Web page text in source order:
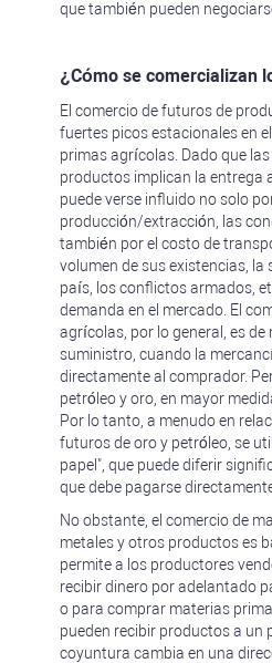
que también pueden
¿Cómo se comercializan
El comercio de futuros de
fuertes picos estacionales en
primas agrícolas. Dado que
productos implican la entrega
puede verse influido no solo
producción/extracción, las
también por el costo de
volumen de sus existencias, la
país, los conflictos armados,
demanda en el mercado. El
agrícolas, por lo general, es de
suministro, cuando la
directamente al comprador.
petróleo y oro, en mayor
Por lo tanto, a menudo en
futuros de oro y petróleo, se
papel", que puede diferir
que debe pagarse
No obstante, el comercio de
metales y otros productos es
permite a los productores
recibir dinero por adelantado
o para comprar materias
pueden recibir productos a un
coyuntura cambia en una